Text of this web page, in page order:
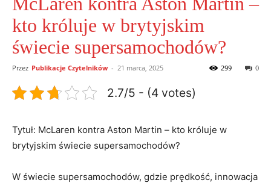
kto króluje w brytyjskim
świecie supersamochodów?
Przez Publikacje Czytelników - 21 marca, 2025 0
299
2.7/5 - (4 votes)
Tytuł: McLaren kontra Aston Martin – kto króluje w
brytyjskim świecie supersamochodów?
W świecie supersamochodów, gdzie prędkość, innowacja